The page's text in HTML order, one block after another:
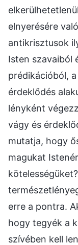
elnyerésére
antikrisztusok
Isten szavaiból
prédikációból,
érdeklődés
lényként
vágy és
mutatja, hogy
magukat
erre a pontra.
hogy tegyék a
szívében kell